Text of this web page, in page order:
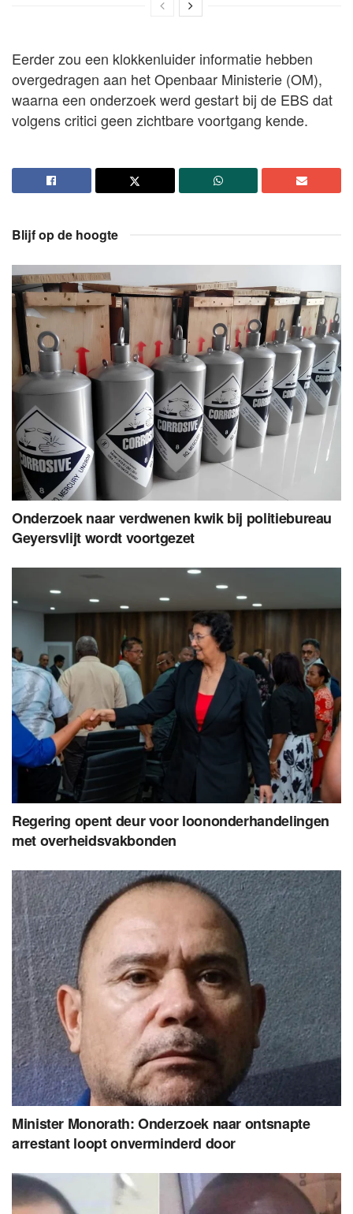
Eerder zou een klokkenluider informatie hebben
overgedragen aan het Openbaar Ministerie (OM),
waarna een onderzoek werd gestart bij de EBS dat
volgens critici geen zichtbare voortgang kende.
Blijf op de hoogte
Onderzoek naar verdwenen kwik bij politiebureau
Geyersvlijt wordt voortgezet
Regering opent deur voor loononderhandelingen
met overheidsvakbonden
Minister Monorath: Onderzoek naar ontsnapte
arrestant loopt onverminderd door